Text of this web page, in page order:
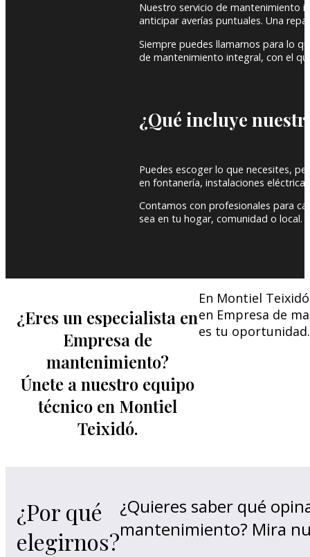
Nuestro servicio de mantenimiento
anticipar averías puntuales. Una
Siempre puedes llamarnos para lo
de mantenimiento integral, con el
¿Qué incluye
Puedes escoger lo que necesites,
en fontanería, instalaciones
Contamos con profesionales para
sea en tu hogar, comunidad o local.
¿Eres un especialista en
Empresa de
mantenimiento?
Únete a nuestro equipo
técnico en Montiel
Teixidó.
En Montiel
en Empresa de
es tu oportunidad.
¿Por qué
elegirnos?
¿Quieres saber qué
mantenimiento? Mira